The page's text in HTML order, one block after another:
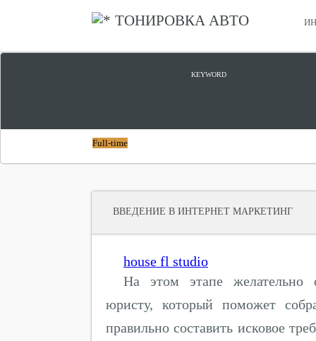
ТОНИРОВКА АВТО
KEYWORD
Full-time
ВВЕДЕНИЕ В ИНТЕРНЕТ МАРКЕТИНГ
house fl studio
На этом этапе желательно
юристу, который поможет
правильно составить исковое